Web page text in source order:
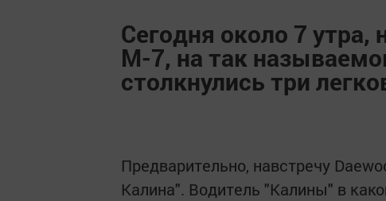
Сегодня около 7
М-7, на так
столкнулись три
Предварительно, навстречу
Калина". Водитель "Калины" в